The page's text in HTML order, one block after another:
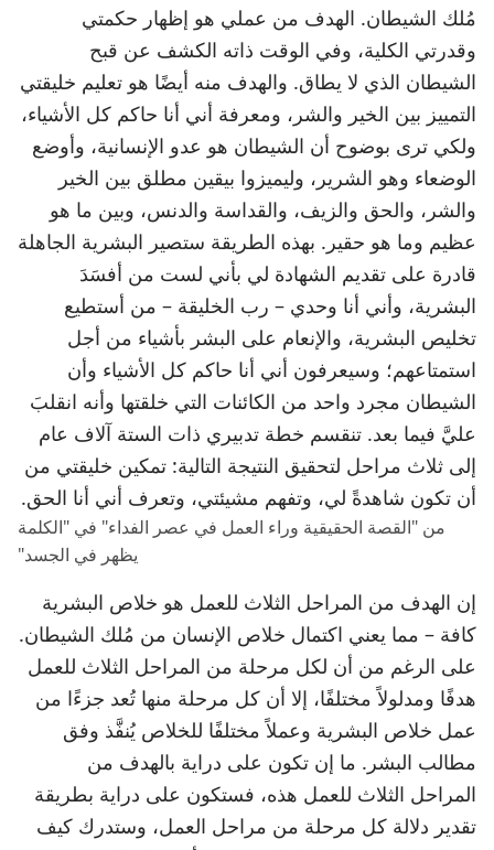
مُلك الشيطان. الهدف من عملي هو إظهار حكمتي
وقدرتي الكلية، وفي الوقت ذاته الكشف عن قبح
الشيطان الذي لا يطاق. والهدف منه أيضًا هو تعليم خليقتي
التمييز بين الخير والشر، ومعرفة أني أنا حاكم كل الأشياء،
ولكي ترى بوضوح أن الشيطان هو عدو الإنسانية، وأوضع
الوضعاء وهو الشرير، وليميزوا بيقين مطلق بين الخير
والشر، والحق والزيف، والقداسة والدنس، وبين ما هو
عظيم وما هو حقير. بهذه الطريقة ستصير البشرية الجاهلة
قادرة على تقديم الشهادة لي بأني لست من أفسَدَ
البشرية، وأني أنا وحدي – رب الخليقة – من أستطيع
تخليص البشرية، والإنعام على البشر بأشياء من أجل
استمتاعهم؛ وسيعرفون أني أنا حاكم كل الأشياء وأن
الشيطان مجرد واحد من الكائنات التي خلقتها وأنه انقلبَ
عليَّ فيما بعد. تنقسم خطة تدبيري ذات الستة آلاف عام
إلى ثلاث مراحل لتحقيق النتيجة التالية: تمكين خليقتي من
أن تكون شاهدةً لي، وتفهم مشيئتي، وتعرف أني أنا الحق.
من "القصة الحقيقية وراء العمل في عصر الفداء" في "الكلمة
يظهر في الجسد"
إن الهدف من المراحل الثلاث للعمل هو خلاص البشرية
كافة – مما يعني اكتمال خلاص الإنسان من مُلك الشيطان.
على الرغم من أن لكل مرحلة من المراحل الثلاث للعمل
هدفًا ومدلولاً مختلفًا، إلا أن كل مرحلة منها تُعد جزءًا من
عمل خلاص البشرية وعملاً مختلفًا للخلاص يُنفَّذ وفق
مطالب البشر. ما إن تكون على دراية بالهدف من
المراحل الثلاث للعمل هذه، فستكون على دراية بطريقة
تقدير دلالة كل مرحلة من مراحل العمل، وستدرك كيف